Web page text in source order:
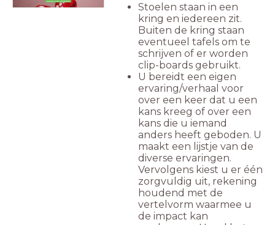
Stoelen staan in een
kring en iedereen zit.
Buiten de kring staan
eventueel tafels om te
schrijven of er worden
clip-boards gebruikt.
U bereidt een eigen
ervaring/verhaal voor
over een keer dat u een
kans kreeg of over een
kans die u iemand
anders heeft geboden. U
maakt een lijstje van de
diverse ervaringen.
Vervolgens kiest u er één
zorgvuldig uit, rekening
houdend met de
vertelvorm waarmee u
de impact kan